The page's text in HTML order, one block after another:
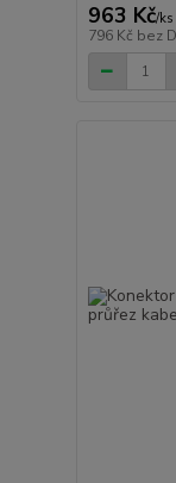
963 Kč/ks
796 Kč bez